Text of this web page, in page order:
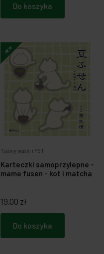
Do koszyka
Taśmy washi i PET
Karteczki samoprzylepne -
mame fusen - kot i matcha
19,00 zł
Do koszyka
NEW